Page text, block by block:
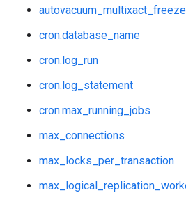
cron.database_name
cron.log_run
cron.log_statement
cron.max_running_jobs
max_connections
max_locks_per_transaction